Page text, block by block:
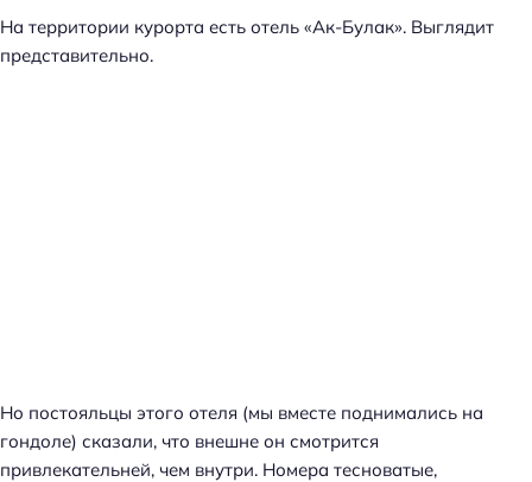
На территории курорта есть отель «Ак-Булак». Выглядит
представительно.
Но постояльцы этого отеля (мы вместе поднимались на
гондоле) сказали, что внешне он смотрится
привлекательней, чем внутри. Номера тесноватые,